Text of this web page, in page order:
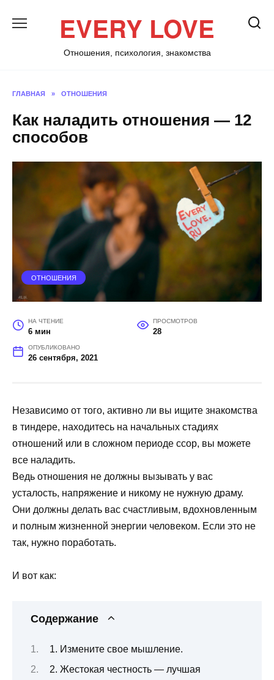
EVERY LOVE
Отношения, психология, знакомства
ГЛАВНАЯ » ОТНОШЕНИЯ
Как наладить отношения — 12
способов
ОТНОШЕНИЯ
НА ЧТЕНИЕ
6 мин
ПРОСМОТРОВ
28
ОПУБЛИКОВАНО
26 сентября, 2021
Независимо от того, активно ли вы ищите знакомства
в тиндере, находитесь на начальных стадиях
отношений или в сложном периоде ссор, вы можете
все наладить.
Ведь отношения не должны вызывать у вас
усталость, напряжение и никому не нужную драму.
Они должны делать вас счастливым, вдохновленным
и полным жизненной энергии человеком. Если это не
так, нужно поработать.
И вот как:
Содержание
1. Измените свое мышление.
2. Жестокая честность — лучшая